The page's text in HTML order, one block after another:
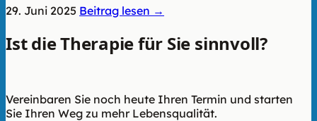
29. Juni 2025 Beitrag lesen →
Ist die Therapie für Sie sinnvoll?
Vereinbaren Sie noch heute Ihren Termin und starten
Sie Ihren Weg zu mehr Lebensqualität.